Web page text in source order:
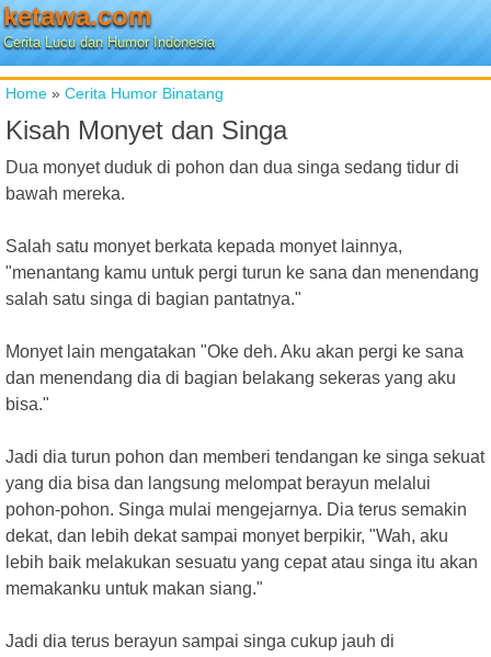
ketawa.com
Cerita Lucu dan Humor Indonesia
Home » Cerita Humor Binatang
Kisah Monyet dan Singa
Dua monyet duduk di pohon dan dua singa sedang tidur di
bawah mereka.
Salah satu monyet berkata kepada monyet lainnya,
"menantang kamu untuk pergi turun ke sana dan menendang
salah satu singa di bagian pantatnya."
Monyet lain mengatakan "Oke deh. Aku akan pergi ke sana
dan menendang dia di bagian belakang sekeras yang aku
bisa."
Jadi dia turun pohon dan memberi tendangan ke singa sekuat
yang dia bisa dan langsung melompat berayun melalui
pohon-pohon. Singa mulai mengejarnya. Dia terus semakin
dekat, dan lebih dekat sampai monyet berpikir, "Wah, aku
lebih baik melakukan sesuatu yang cepat atau singa itu akan
memakanku untuk makan siang."
Jadi dia terus berayun sampai singa cukup jauh di